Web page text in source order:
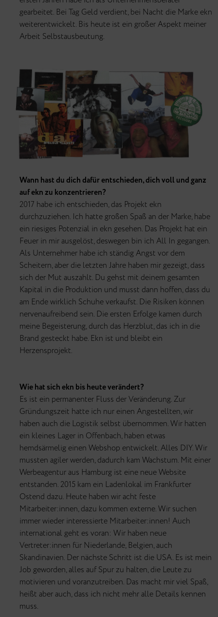
gearbeitet. Bei Tag Geld verdient, bei Nacht die Marke ekn
weiterentwickelt. Bis heute ist ein großer Aspekt meiner
Arbeit Selbstausbeutung.
Wann hast du dich dafür entschieden, dich voll und ganz
auf ekn zu konzentrieren?
2017 habe ich entschieden, das Projekt ekn
durchzuziehen. Ich hatte großen Spaß an der Marke, habe
ein riesiges Potenzial in ekn gesehen. Das Projekt hat ein
Feuer in mir ausgelöst, deswegen bin ich All In gegangen.
Als Unternehmer habe ich ständig Angst vor dem
Scheitern, aber die letzten Jahre haben mir gezeigt, dass
sich der Mut auszahlt. Du gehst mit deinem gesamten
Kapital in die Produktion und musst dann hoffen, dass du
am Ende wirklich Schuhe verkaufst. Die Risiken können
nervenaufreibend sein. Die ersten Erfolge kamen durch
meine Begeisterung, durch das Herzblut, das ich in die
Brand gesteckt habe. Ekn ist und bleibt ein
Herzensprojekt.
Wie hat sich ekn bis heute verändert?
Es ist ein permanenter Fluss der Veränderung. Zur
Gründungszeit hatte ich nur einen Angestellten, wir
haben auch die Logistik selbst übernommen. Wir hatten
ein kleines Lager in Offenbach, haben etwas
hemdsärmelig einen Webshop entwickelt. Alles DIY. Wir
mussten agiler werden, dadurch kam Wachstum. Mit einer
Werbeagentur aus Hamburg ist eine neue Website
entstanden. 2015 kam ein Ladenlokal im Frankfurter
Ostend dazu. Heute haben wir acht feste
Mitarbeiter:innen, dazu kommen externe. Wir suchen
immer wieder interessierte Mitarbeiter:innen! Auch
international geht es voran: Wir haben neue
Vertreter:innen für Niederlande, Belgien, auch
Skandinavien. Der nächste Schritt ist die USA. Es ist mein
Job geworden, alles auf Spur zu halten, die Leute zu
motivieren und voranzutreiben. Das macht mir viel Spaß,
heißt aber auch, dass ich nicht mehr alle Details kennen
muss.